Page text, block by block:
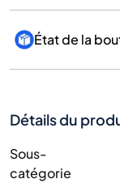
État de la
Détails du
Sous-
catégorie